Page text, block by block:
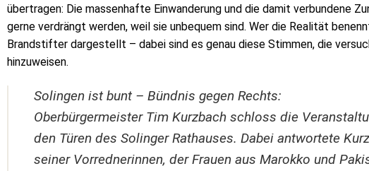
übertragen: Die massenhafte Einwanderung und die damit verbundene
gerne verdrängt werden, weil sie unbequem sind. Wer die Realität
Brandstifter dargestellt – dabei sind es genau diese Stimmen, die
hinzuweisen.
Solingen ist bunt – Bündnis gegen Rechts:
Oberbürgermeister Tim Kurzbach schloss die
den Türen des Solinger Rathauses. Dabei antwortete
seiner Vorrednerinnen, der Frauen aus Marokko und